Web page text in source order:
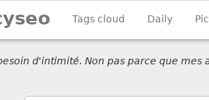
Tags cloud Daily
d'intimité. Non pas parce que